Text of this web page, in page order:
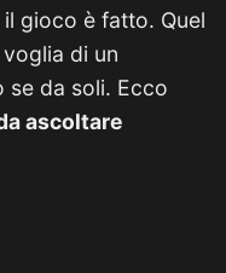
gioco è fatto. Quel
di un
da soli. Ecco
ascoltare